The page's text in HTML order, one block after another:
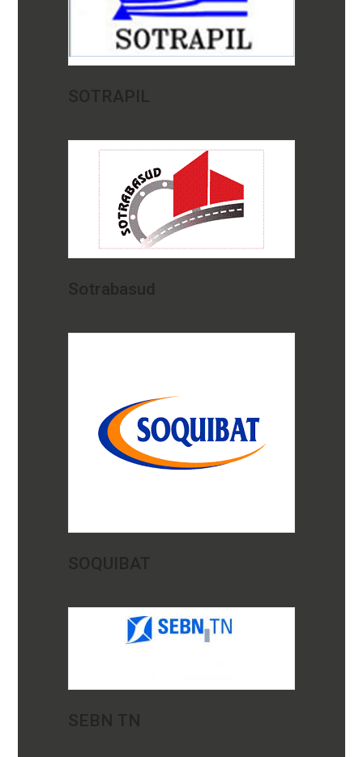
SOTRAPIL
Sotrabasud
SOQUIBAT
SEBN TN